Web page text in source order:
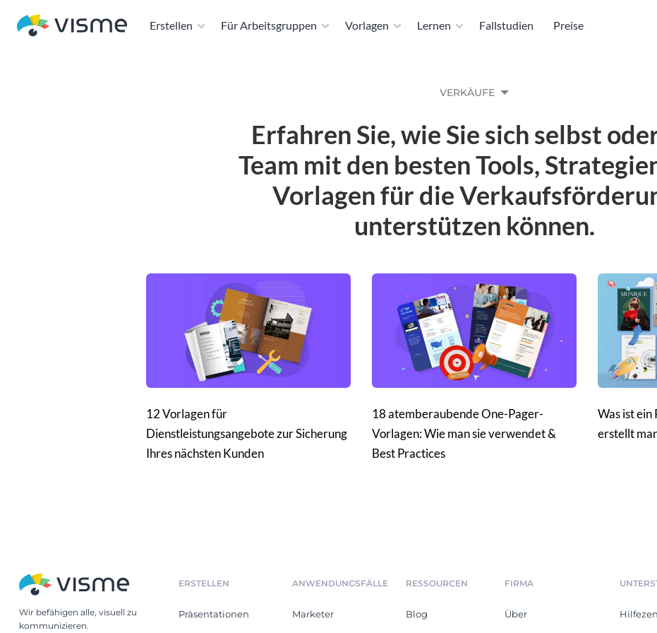
Erstellen Für Arbeitsgruppen Vorlagen Lernen Fallstudien Preise
VERKÄUFE
Erfahren Sie, wie Sie sich selbst
Team mit den besten Tools,
Vorlagen für die
unterstützen können.
12 Vorlagen für
Dienstleistungsangebote zur Sicherung
Ihres nächsten Kunden
18 atemberaubende One-Pager-
Vorlagen: Wie man sie verwendet &
Best Practices
Was ist
erstellt
Wir befähigen alle, visuell zu
kommunizieren.
ERSTELLEN
Präsentationen
ANWENDUNGSFÄLLE
Marketer
RESSOURCEN
Blog
FIRMA
Über